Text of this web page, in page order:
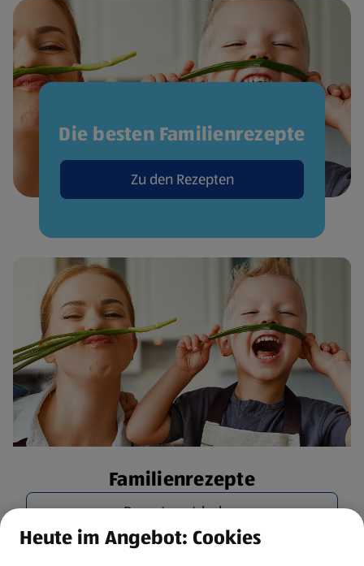
Die besten Familienrezepte
Zu den Rezepten
Familienrezepte
Rezepte entdecken
Heute im Angebot: Cookies